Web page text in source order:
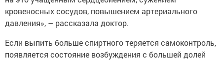
кровеносных сосудов, повышением артериального
давления», – рассказала доктор.
Если выпить больше спиртного теряется самоконтроль,
появляется состояние возбуждения с большей долей